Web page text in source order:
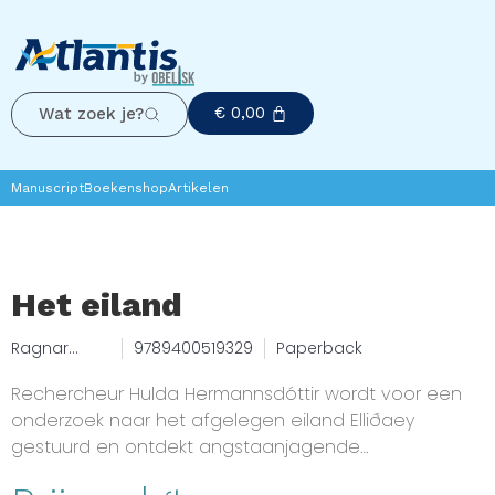
Wat zoek je? € 0,00
ManuscriptBoekenshopArtikelen
Het eiland
Ragnar
9789400519329 Paperback
Rechercheur Hulda Hermannsdóttir wordt voor een
onderzoek naar het afgelegen eiland Elliðaey
gestuurd en ontdekt angstaanjagende